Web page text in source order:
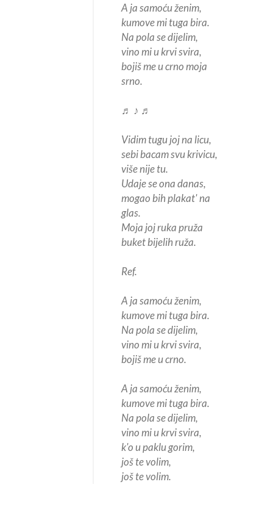
A ja samoću ženim,
kumove mi tuga bira.
Na pola se dijelim,
vino mi u krvi svira,
bojiš me u crno moja
srno.
♬ ♪ ♬
Vidim tugu joj na licu,
sebi bacam svu krivicu,
više nije tu.
Udaje se ona danas,
mogao bih plakat' na
glas.
Moja joj ruka pruža
buket bijelih ruža.
Ref.
A ja samoću ženim,
kumove mi tuga bira.
Na pola se dijelim,
vino mi u krvi svira,
bojiš me u crno.
A ja samoću ženim,
kumove mi tuga bira.
Na pola se dijelim,
vino mi u krvi svira,
k'o u paklu gorim,
još te volim,
još te volim.